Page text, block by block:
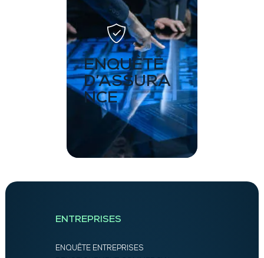
ENQUÊTE
D’ASSURA
NCE
ENTREPRISES
ENQUÊTE ENTREPRISES